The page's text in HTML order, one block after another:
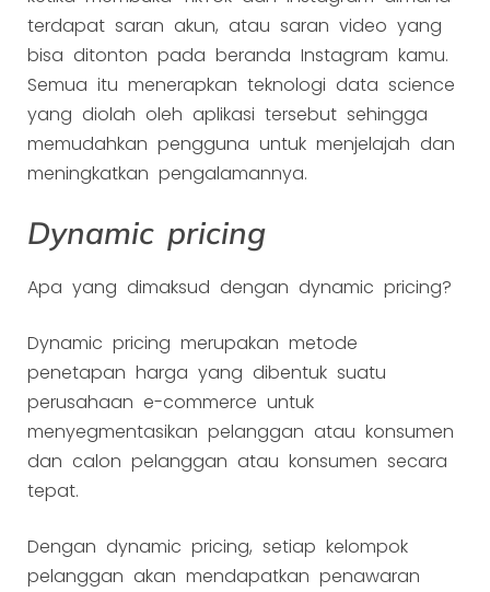
terdapat saran akun, atau saran video yang
bisa ditonton pada beranda Instagram kamu.
Semua itu menerapkan teknologi data science
yang diolah oleh aplikasi tersebut sehingga
memudahkan pengguna untuk menjelajah dan
meningkatkan pengalamannya.
Dynamic pricing
Apa yang dimaksud dengan dynamic pricing?
Dynamic pricing merupakan metode
penetapan harga yang dibentuk suatu
perusahaan e-commerce untuk
menyegmentasikan pelanggan atau konsumen
dan calon pelanggan atau konsumen secara
tepat.
Dengan dynamic pricing, setiap kelompok
pelanggan akan mendapatkan penawaran